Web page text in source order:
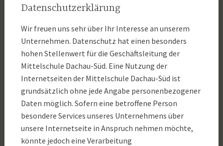
Datenschutzerklärung
Wir freuen uns sehr über Ihr Interesse an unserem
Unternehmen. Datenschutz hat einen besonders
hohen Stellenwert für die Geschäftsleitung der
Mittelschule Dachau-Süd. Eine Nutzung der
Internetseiten der Mittelschule Dachau-Süd ist
grundsätzlich ohne jede Angabe personenbezogener
Daten möglich. Sofern eine betroffene Person
besondere Services unseres Unternehmens über
unsere Internetseite in Anspruch nehmen möchte,
könnte jedoch eine Verarbeitung